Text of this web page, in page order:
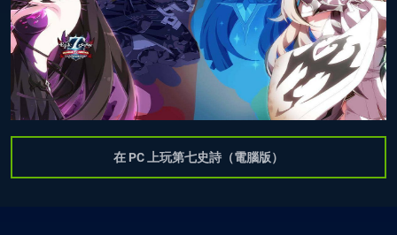
在 PC 上玩第七史詩（電腦版）